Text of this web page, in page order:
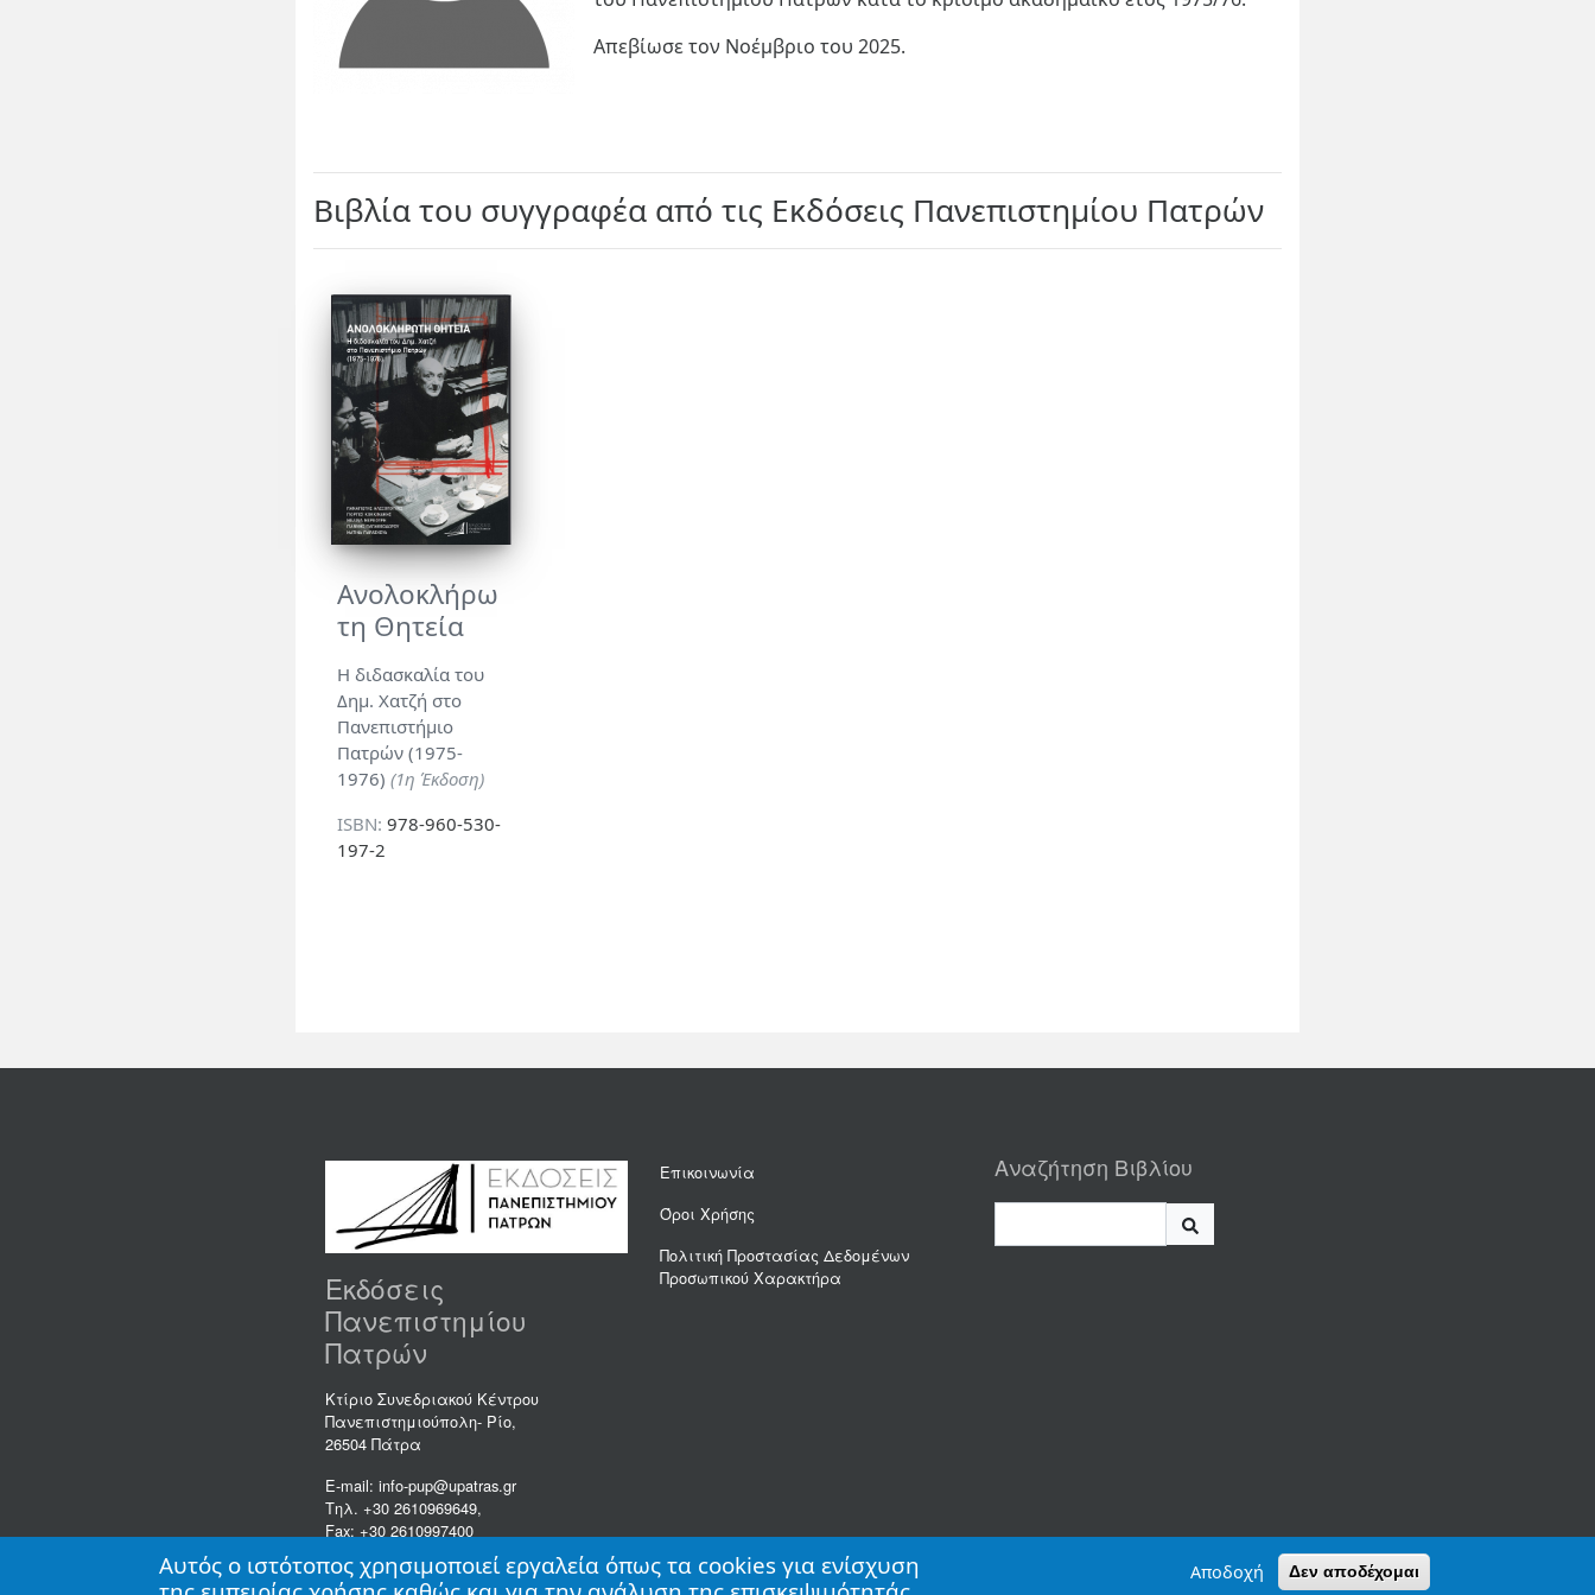
Απεβίωσε τον Νοέμβριο του 2025.
Βιβλία του συγγραφέα από τις Εκδόσεις Πανεπιστημίου Πατρών
Ανολοκλήρω
τη Θητεία
Η διδασκαλία του
Δημ. Χατζή στο
Πανεπιστήμιο
Πατρών (1975-
1976) (1η Έκδοση)
ISBN: 978-960-530-
197-2
Εκδόσεις
Πανεπιστημίου
Πατρών
Κτίριο Συνεδριακού Κέντρου
Πανεπιστημιούπολη- Ρίο,
26504 Πάτρα
E-mail: info-pup@upatras.gr
Τηλ. +30 2610969649,
Fax: +30 2610997400
Επικοινωνία
Όροι Χρήσης
Πολιτική Προστασίας Δεδομένων
Προσωπικού Χαρακτήρα
Αναζήτηση Βιβλίου
Αυτός ο ιστότοπος χρησιμοποιεί εργαλεία όπως τα cookies για ενίσχυση
Αποδοχή Δεν αποδέχομαι